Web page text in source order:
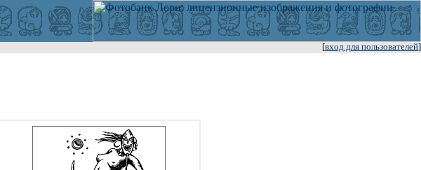
[вход для пользователей]